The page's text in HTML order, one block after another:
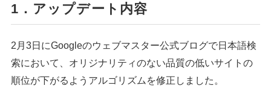
1．アップデート内容
2月3日にGoogleのウェブマスター公式ブログで日本語検
索において、オリジナリティのない品質の低いサイトの
順位が下がるようアルゴリズムを修正しました。